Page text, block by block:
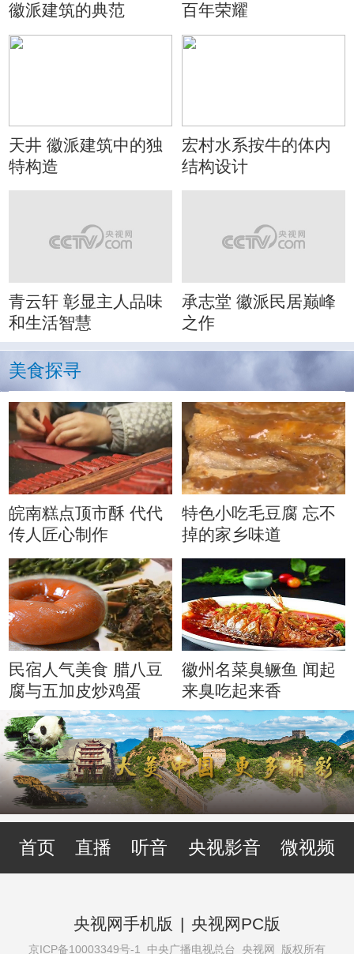
徽派建筑的典范
百年荣耀
天井 徽派建筑中的独
特构造
宏村水系按牛的体内
结构设计
青云轩 彰显主人品味
和生活智慧
承志堂 徽派民居巅峰
之作
美食探寻
皖南糕点顶市酥 代代
传人匠心制作
特色小吃毛豆腐 忘不
掉的家乡味道
民宿人气美食 腊八豆
腐与五加皮炒鸡蛋
徽州名菜臭鳜鱼 闻起
来臭吃起来香
首页 直播 听音 央视影音 微视频
央视网手机版 | 央视网PC版
京ICP备10003349号-1 中央广播电视总台 央视网 版权所有